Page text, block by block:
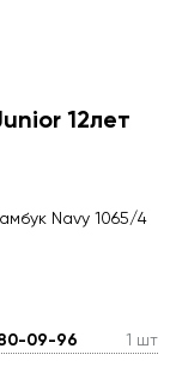
12лет
Navy 1065/4
09-96 1 шт